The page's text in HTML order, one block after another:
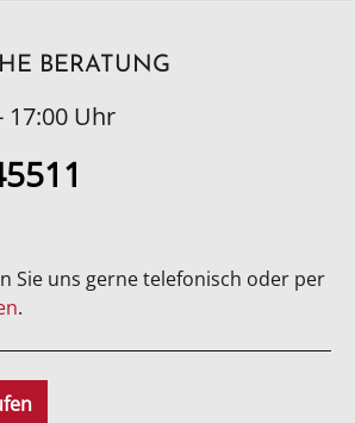
BERATUNG
17:00 Uhr
Sie uns gerne telefonisch oder per
.